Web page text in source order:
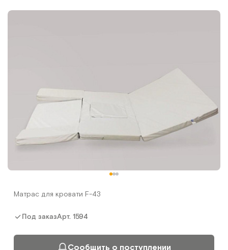
Матрас для кровати F-43
Под заказАрт. 1594
Сообщить о поступлении